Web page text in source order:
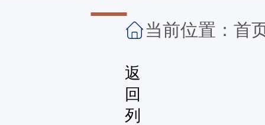
当前位置： 首
返
回
列